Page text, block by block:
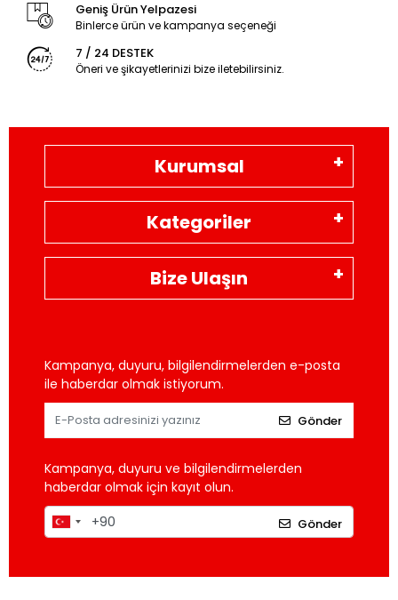
Geniş Ürün Yelpazesi
Binlerce ürün ve kampanya seçeneği
7 / 24 DESTEK
Öneri ve şikayetlerinizi bize iletebilirsiniz.
Kurumsal
Kategoriler
Bize Ulaşın
Kampanya, duyuru, bilgilendirmelerden e-posta
ile haberdar olmak istiyorum.
Gönder
Kampanya, duyuru ve bilgilendirmelerden
haberdar olmak için kayıt olun.
Gönder